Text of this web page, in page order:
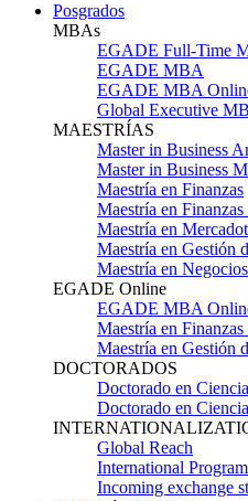
Posgrados
MBAs
EGADE Full-Time
EGADE MBA
EGADE MBA
Global Executive
MAESTRÍAS
Master in Business
Master in Business
Maestría en Finanzas
Maestría en
Maestría en
Maestría en Gestión
Maestría en
EGADE Online
EGADE MBA
Maestría en
Maestría en Gestión
DOCTORADOS
Doctorado en
Doctorado en
Global Reach
International
Incoming exchange